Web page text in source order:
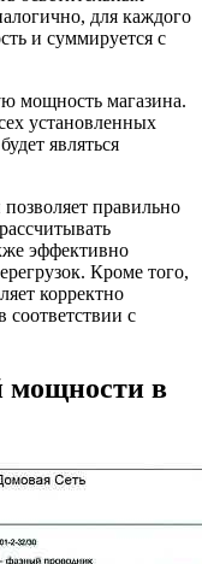
для каждого
и суммируется с
мощность магазина.
установленных
являться
правильно
эффективно
Кроме того,
корректно
соответствии с
мощности в